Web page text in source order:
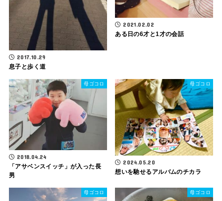
2017.10.29
息子と歩く道
2021.02.02
ある日の6才と1才の会話
母ゴコロ
2018.04.24
「アサベンスイッチ」が入った長
男
母ゴコロ
2024.05.20
想いを馳せるアルバムのチカラ
母ゴコロ 母ゴコロ